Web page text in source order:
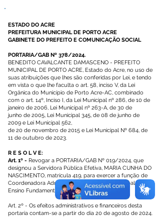
ESTADO DO ACRE
PREFEITURA MUNICIPAL DE PORTO ACRE
GABINETE DO PREFEITO E COMUNICAÇÃO SOCIAL
PORTARIA/GAB Nº 378/2024.
BENEDITO CAVALCANTE DAMASCENO - PREFEITO
MUNICIPAL DE PORTO ACRE, Estado do Acre, no uso de
suas atribuições que lhes são conferidas por Lei, e tendo
em vista o que lhe faculta o art. 58, inciso V, da Lei
Orgânica do Município de Porto Acre-AC, combinado
com o art. 14º, Inciso I, da Lei Municipal nº 286, de 10 de
janeiro de 2006, Lei Municipal nº 263-A, de 30 de
junho de 2005, Lei Municipal 345, de 08 de junho de
2009 e Lei Municipal 562,
de 20 de novembro de 2015 e Lei Municipal Nº 684, de
11 de outubro de 2023.
R E S O L V E:
Art. 1º - Revogar a PORTARIA/GAB Nº 019/2024, que
designou a Servidora Pública Efetiva, MARIA CUNHA DO
NASCIMENTO, matrícula 419, para exercer a função de
Coordenadora Administrativa da Escola Municipal de
Ensino Fundamental Novo Horizonte.
Art. 2º - Os efeitos administrativos e financeiros desta
portaria contam-se a partir do dia 20 de agosto de 2024.